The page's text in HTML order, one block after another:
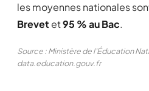
les moyennes nationales
Brevet et95 % au Bac.
Source : Ministère de l'Éducation
data.education.gouv.fr